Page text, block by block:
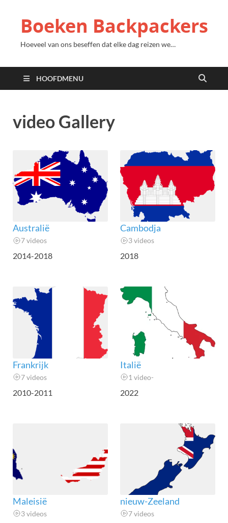
Boeken Backpackers
Hoeveel van ons beseffen dat elke dag reizen we…
HOOFDMENU
video Gallery
Australië
7 videos
2014-2018
Cambodja
3 videos
2018
Frankrijk
7 videos
2010-2011
Italië
1 video-
2022
Maleisië
3 videos
nieuw-Zeeland
7 videos